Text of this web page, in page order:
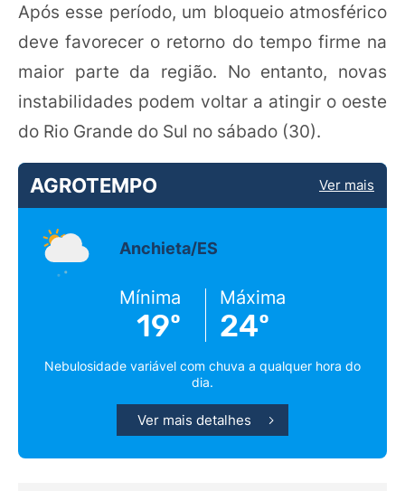
Após esse período, um bloqueio atmosférico
deve favorecer o retorno do tempo firme na
maior parte da região. No entanto, novas
instabilidades podem voltar a atingir o oeste
do Rio Grande do Sul no sábado (30).
AGROTEMPO Ver mais
Anchieta/ES
Mínima
19º
Máxima
24º
Nebulosidade variável com chuva a qualquer hora do
dia.
Ver mais detalhes